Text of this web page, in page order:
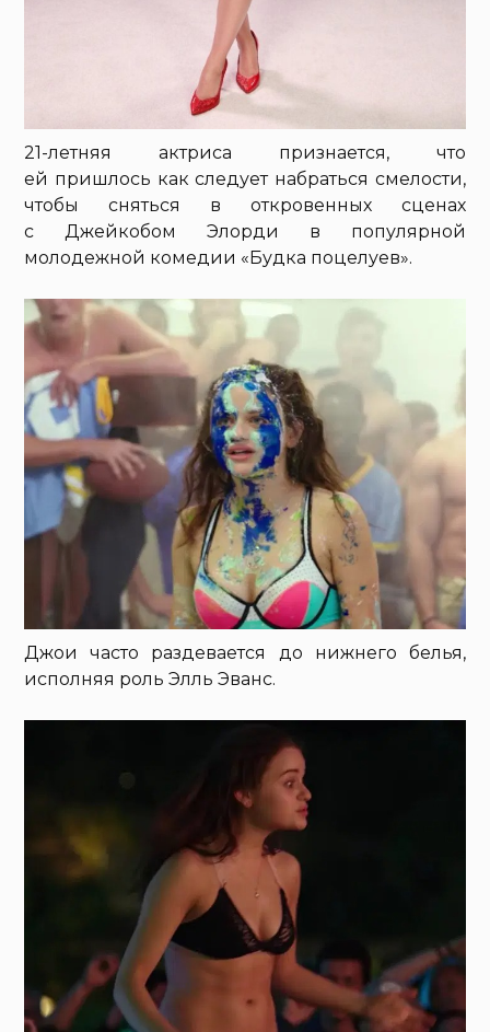
21-летняя актриса признается, что
ей пришлось как следует набраться смелости,
чтобы сняться в откровенных сценах
с Джейкобом Элорди в популярной
молодежной комедии «Будка поцелуев».
Джои часто раздевается до нижнего белья,
исполняя роль Элль Эванс.